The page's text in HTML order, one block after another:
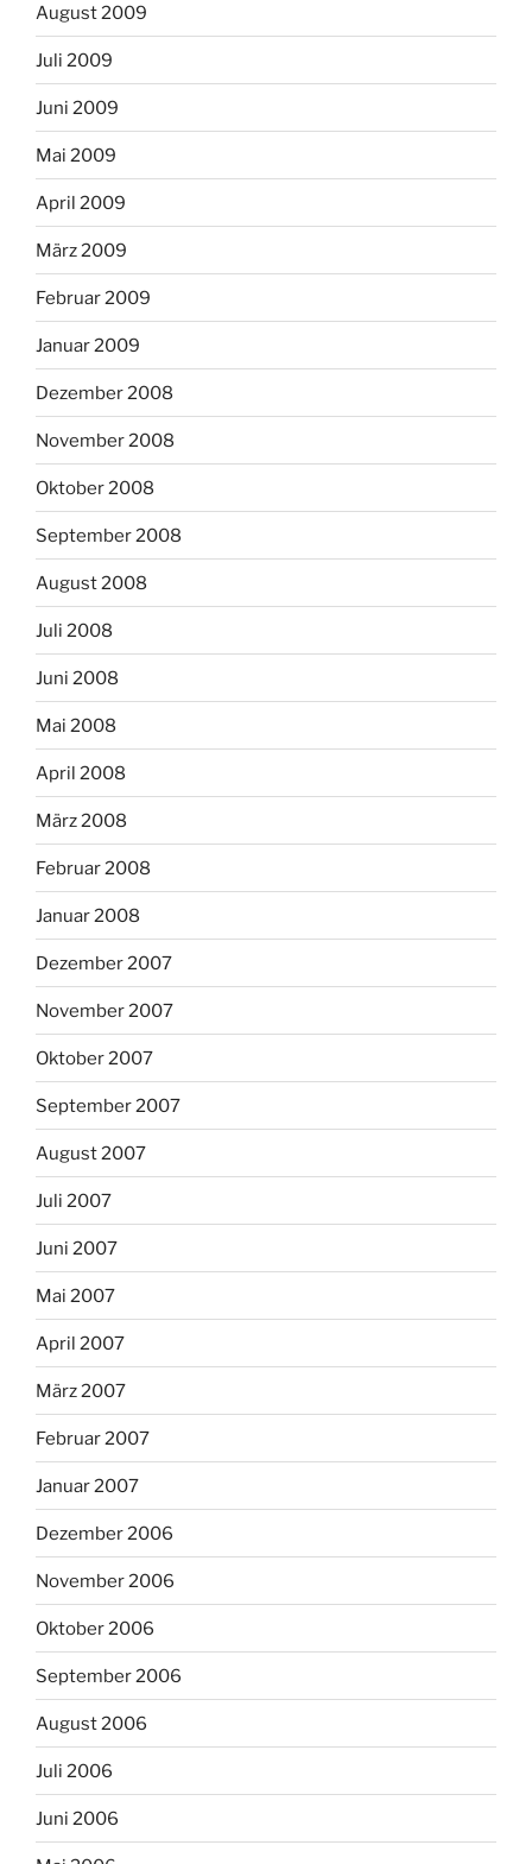
August 2009
Juli 2009
Juni 2009
Mai 2009
April 2009
März 2009
Februar 2009
Januar 2009
Dezember 2008
November 2008
Oktober 2008
September 2008
August 2008
Juli 2008
Juni 2008
Mai 2008
April 2008
März 2008
Februar 2008
Januar 2008
Dezember 2007
November 2007
Oktober 2007
September 2007
August 2007
Juli 2007
Juni 2007
Mai 2007
April 2007
März 2007
Februar 2007
Januar 2007
Dezember 2006
November 2006
Oktober 2006
September 2006
August 2006
Juli 2006
Juni 2006